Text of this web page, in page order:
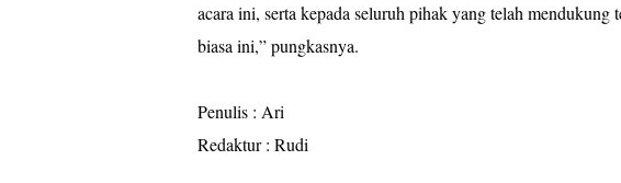
acara ini, serta kepada seluruh pihak yang telah mendukung
biasa ini,” pungkasnya.
Penulis : Ari
Redaktur : Rudi